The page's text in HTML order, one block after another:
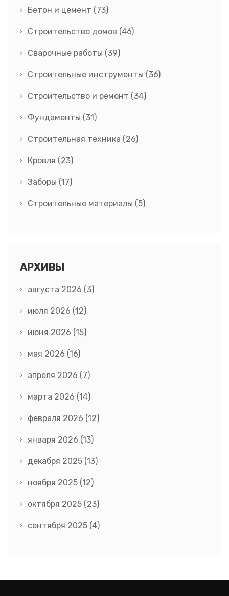
Бетон и цемент (73)
Строительство домов (46)
Сварочные работы (39)
Строительные инструменты (36)
Строительство и ремонт (34)
Фундаменты (31)
Строительная техника (26)
Кровля (23)
Заборы (17)
Строительные материалы (5)
АРХИВЫ
августа 2026 (3)
июля 2026 (12)
июня 2026 (15)
мая 2026 (16)
апреля 2026 (7)
марта 2026 (14)
февраля 2026 (12)
января 2026 (13)
декабря 2025 (13)
ноября 2025 (12)
октября 2025 (23)
сентября 2025 (4)